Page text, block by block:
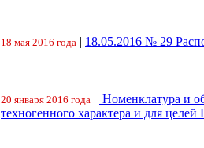
18 мая 2016 года | 18.05.2016 № 29
20 января 2016 года | Номенклатура и
техногенного характера и для целей